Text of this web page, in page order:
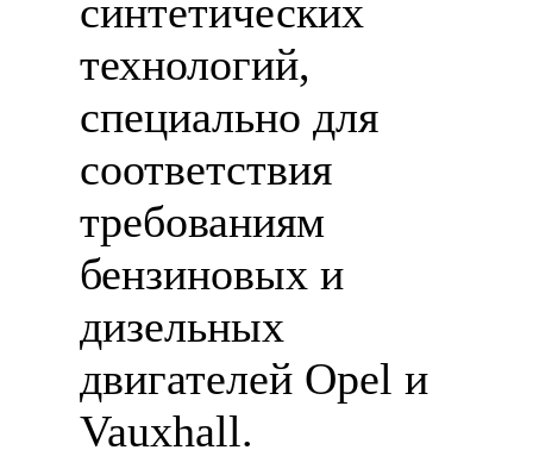
синтетических
технологий,
специально для
соответствия
требованиям
бензиновых и
дизельных
двигателей Opel и
Vauxhall.